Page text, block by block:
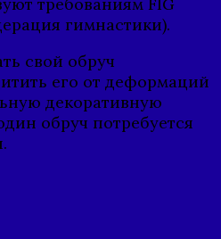
гимнастики).
свой обруч
его от деформаций
декоративную
обруч потребуется